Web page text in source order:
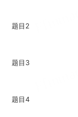
题目2
题目3
题目4